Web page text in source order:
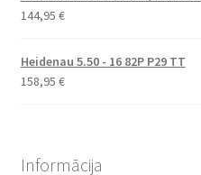
144,95 €
Heidenau 5.50 - 16 82P P29 TT
158,95 €
Informācija